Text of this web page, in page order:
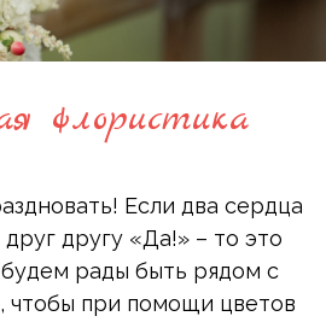
флористика
Если два сердца
другу «Да!» – то это
рады быть рядом с
чтобы при помощи цветов